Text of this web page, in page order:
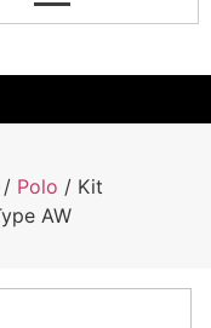
/ Polo / Kit
AW